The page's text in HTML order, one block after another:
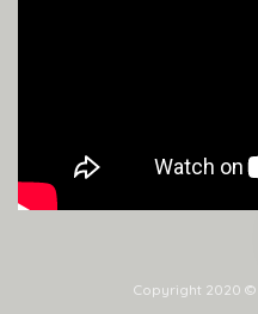
Copyright 2020 ©